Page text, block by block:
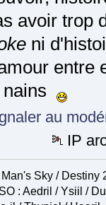
avoir trop
ni
entre
nains
au
IP
Sky / Destiny
: Aedril / Ysiil /